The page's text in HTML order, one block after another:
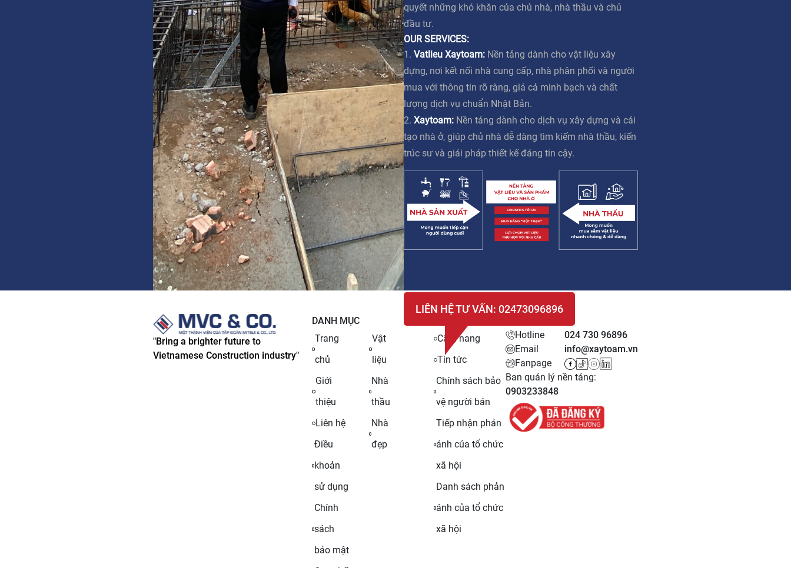
quyết những khó khăn của chủ nhà, nhà thầu và chủ
đầu tư.
OUR SERVICES:
1. Vatlieu Xaytoam: Nền tảng dành cho vật liệu xây
dựng, nơi kết nối nhà cung cấp, nhà phân phối và người
mua với thông tin rõ ràng, giá cả minh bạch và chất
lượng dịch vụ chuẩn Nhật Bản.
2. Xaytoam: Nền tảng dành cho dịch vụ xây dựng và cải
tạo nhà ở, giúp chủ nhà dễ dàng tìm kiếm nhà thầu, kiến
trúc sư và giải pháp thiết kế đáng tin cậy.
LIÊN HỆ TƯ VẤN: 02473096896
"Bring a brighter future to
Vietnamese Construction industry"
DANH MỤC
Trang
chủ
Giới
thiệu
Liên hệ
Điều
khoản
sử dụng
Chính
sách
bảo mật
Vật
liệu
Nhà
thầu
Nhà
đẹp
Cẩm nang
Tin tức
Chính sách bảo
vệ người bán
Tiếp nhận phản
ánh của tổ chức
xã hội
Danh sách phản
ánh của tổ chức
xã hội
Hotline
024 730 96896
Email
info@xaytoam.vn
Fanpage
Ban quản lý nền tảng:
0903233848